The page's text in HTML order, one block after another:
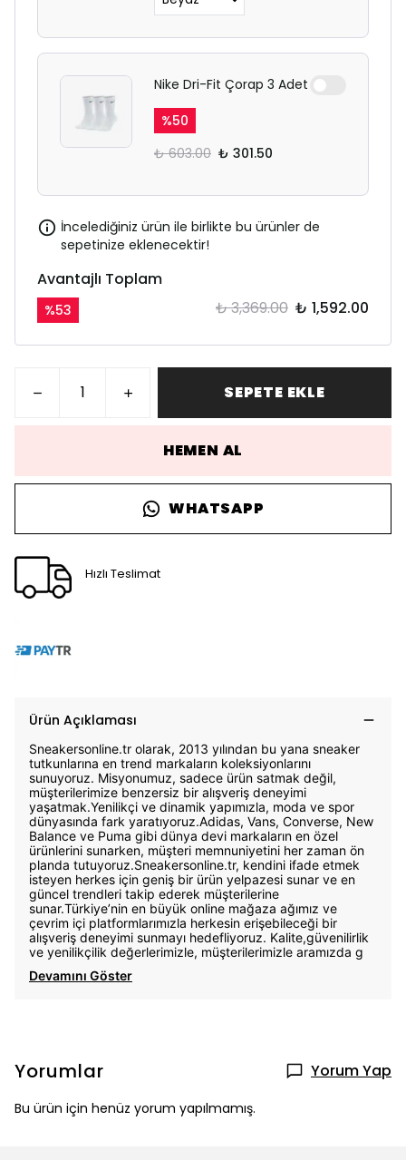
Nike Dri-Fit Çorap 3 Adet
%50
₺ 603.00 ₺ 301.50
İncelediğiniz ürün ile birlikte bu ürünler de
sepetinize eklenecektir!
Avantajlı Toplam
%53 ₺ 3,369.00 ₺ 1,592.00
SEPETE EKLE
HEMEN AL
WHATSAPP
Hızlı Teslimat
Ürün Açıklaması
Sneakersonline.tr olarak, 2013 yılından bu yana sneaker
tutkunlarına en trend markaların koleksiyonlarını
sunuyoruz. Misyonumuz, sadece ürün satmak değil,
müşterilerimize benzersiz bir alışveriş deneyimi
yaşatmak.Yenilikçi ve dinamik yapımızla, moda ve spor
dünyasında fark yaratıyoruz.Adidas, Vans, Converse, New
Balance ve Puma gibi dünya devi markaların en özel
ürünlerini sunarken, müşteri memnuniyetini her zaman ön
planda tutuyoruz.Sneakersonline.tr, kendini ifade etmek
isteyen herkes için geniş bir ürün yelpazesi sunar ve en
güncel trendleri takip ederek müşterilerine
sunar.Türkiye’nin en büyük online mağaza ağımız ve
çevrim içi platformlarımızla herkesin erişebileceği bir
alışveriş deneyimi sunmayı hedefliyoruz. Kalite,güvenilirlik
ve yenilikçilik değerlerimizle, müşterilerimizle aramızda g
Devamını Göster
Yorumlar Yorum Yap
Bu ürün için henüz yorum yapılmamış.